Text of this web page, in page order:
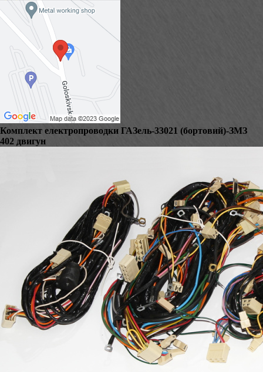
Комплект електропроводки ГАЗель-33021 (бортовий)-ЗМЗ
402 двигун